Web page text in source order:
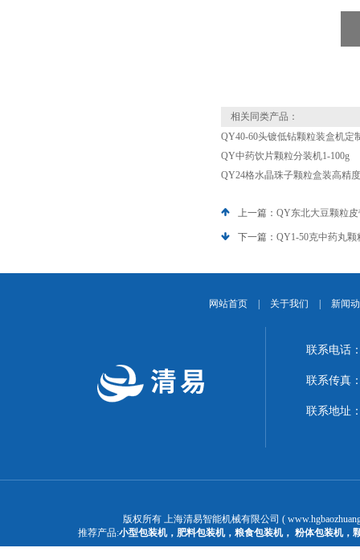
相关同类产品：
QY40-60头镀低钻颗粒装盒机定
QY中药饮片颗粒分装机1-100g
QY24格水晶珠子颗粒盒装高精
上一篇： QY东北大豆颗粒
下一篇： QY1-50克中药丸
网站首页 关于我们 新闻
联系电话
联系传真
联系地址
版权所有 上海清易智能机械有限公司 (
推荐产品:小型包装机， 肥料包装机， 粮食包装机， 粉体包装机，